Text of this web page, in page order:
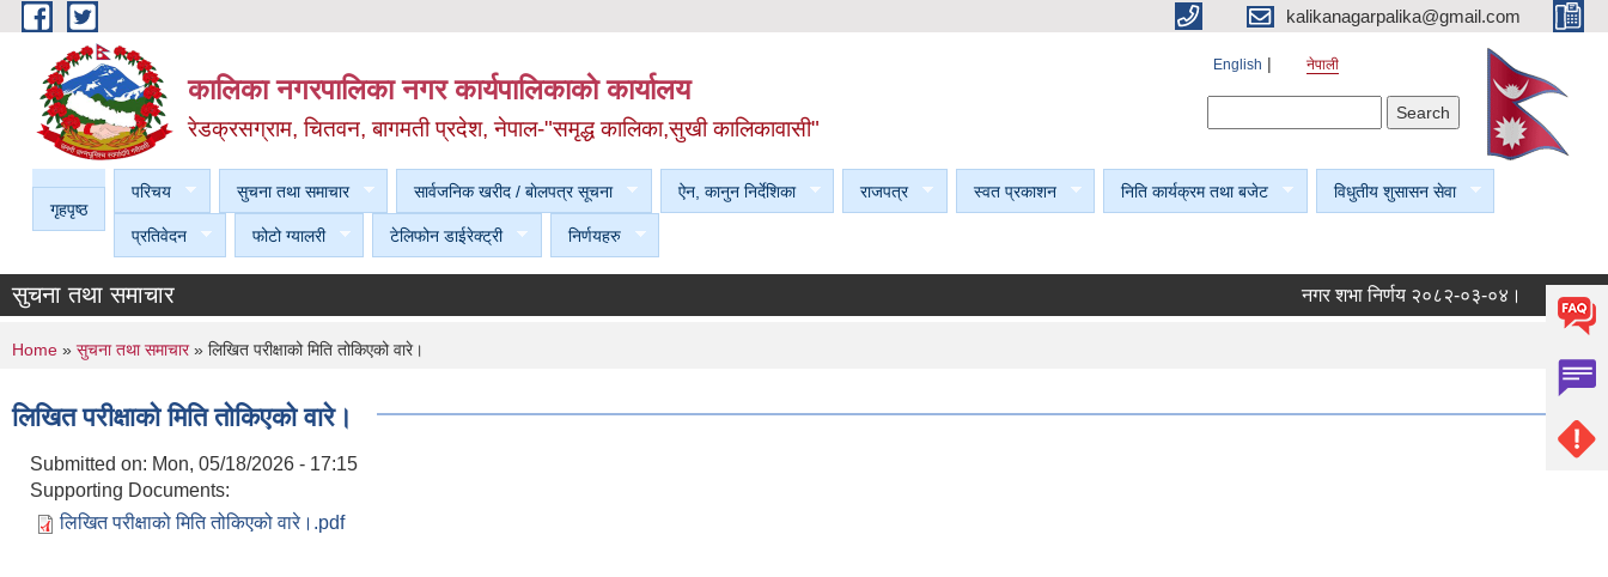
Skip to main content kalikanagarpalika@gmail.com
कालिका नगरपालिका नगर कार्यपालिकाकाे कार्यालय
रेडक्रसग्राम, चितवन, बागमती प्रदेश, नेपाल-"समृद्ध कालिका,सुखी कालिकावासी"
English नेपाली
गृहपृष्ठ
परिचय सुचना तथा समाचार सार्वजनिक खरीद / बाेलपत्र सूचना ऐन, कानुन निर्देशिका राजपत्र स्वत प्रकाशन निति कार्यक्रम तथा बजेट विधुतीय शुसासन सेवा
प्रतिवेदन फोटो ग्यालरी टेलिफोन डाईरेक्ट्री निर्णयहरु
सुचना तथा समाचार नगर शभा निर्णय २०८२-०३-०४। नगर शभा
You are here
Home » सुचना तथा समाचार» लिखित परीक्षाको मिति तोकिएको वारे।
लिखित परीक्षाको मिति तोकिएको वारे।
Submitted on: Mon, 05/18/2026 - 17:15
Supporting Documents:
लिखित परीक्षाको मिति तोकिएको वारे।.pdf